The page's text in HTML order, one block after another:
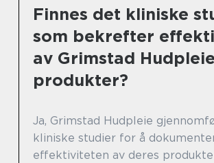
Finnes det kliniske
som bekrefter
av Grimstad
produkter?
Ja, Grimstad Hudpleie
kliniske studier for å
effektiviteten av deres